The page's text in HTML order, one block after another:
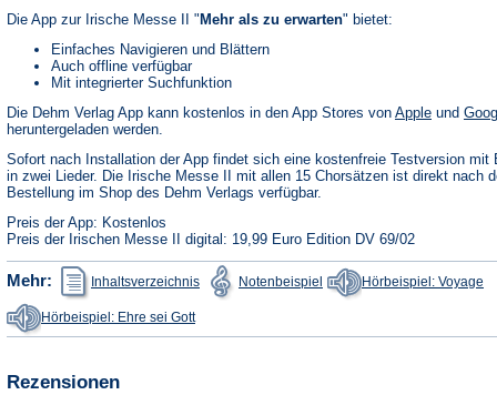
Die App zur Irische Messe II " Mehr als zu erwarten" bietet:
Einfaches Navigieren und Blättern
Auch offline verfügbar
Mit integrierter Suchfunktion
Die Dehm Verlag App kann kostenlos in den App Stores von Apple(Öffnet
neuen
Tab)
und
heruntergeladen werden.
Sofort nach Installation der App findet sich eine kostenfreie Testversion mit
in zwei Lieder. Die Irische Messe II mit allen 15 Chorsätzen ist direkt nach
Bestellung im Shop des Dehm Verlags verfügbar.
Preis der App: Kostenlos
Preis der Irischen Messe II digital: 19,99 Euro Edition DV 69/02
Mehr: Inhaltsverzeichnis
(Öffnet
in
einem
Tab)
Notenbeispiel
(Öffnet
in
einem
Tab)
Hörbeispiel: Voyagein
Hörbeispiel: Ehre sei Gottin
einem
Rezensionen